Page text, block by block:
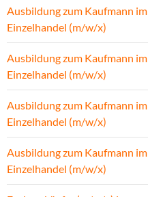
Ausbildung zum Kaufmann im
Einzelhandel (m/w/x)
Ausbildung zum Kaufmann im
Einzelhandel (m/w/x)
Ausbildung zum Kaufmann im
Einzelhandel (m/w/x)
Ausbildung zum Kaufmann im
Einzelhandel (m/w/x)